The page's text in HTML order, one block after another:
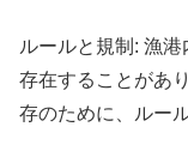
ルールと規制: 漁
存在することがあ
存のために、ルー